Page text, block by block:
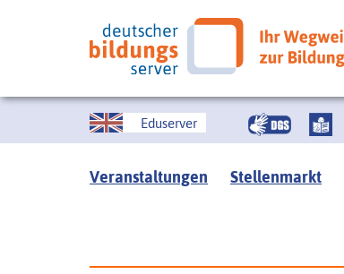
Eduserver
Veranstaltungen Stellenmarkt